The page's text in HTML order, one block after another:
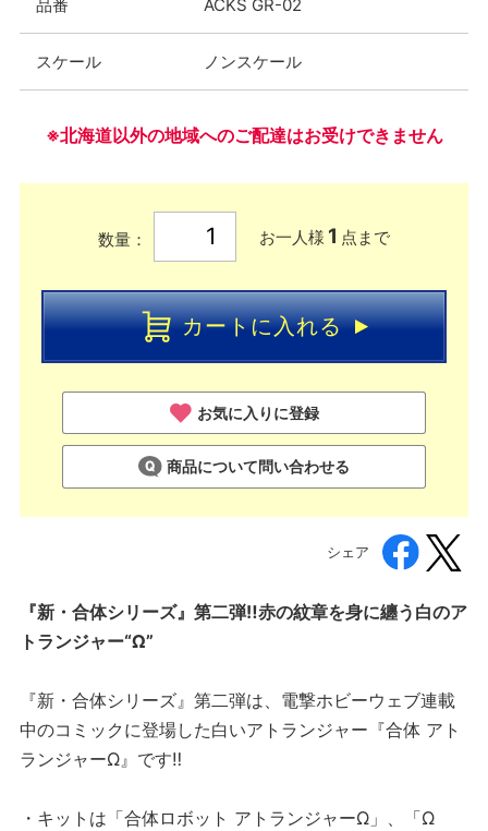
品番 ACKS GR-02
スケール ノンスケール
※北海道以外の地域へのご配達はお受けできません
数量： お一人様 1 点まで
カートに入れる
お気に入りに登録
商品について問い合わせる
シェア
『新・合体シリーズ』第二弾‼赤の紋章を身に纏う白のア
トランジャー“Ω”
『新・合体シリーズ』第二弾は、電撃ホビーウェブ連載
中のコミックに登場した白いアトランジャー『合体 アト
ランジャーΩ』です‼
・キットは「合体ロボット アトランジャーΩ」、「Ω